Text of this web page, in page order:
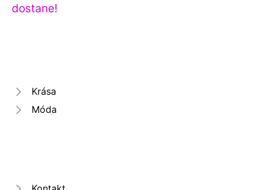
dostane!
Krása
Móda